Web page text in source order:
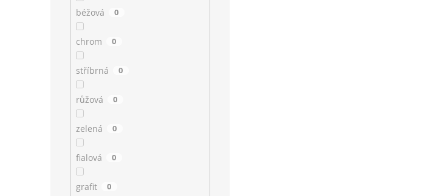
béžová 0
chrom 0
stříbrná 0
růžová 0
zelená 0
fialová 0
grafit 0